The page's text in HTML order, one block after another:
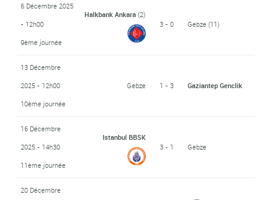
6 Décembre 2025
- 12h00
9ème journée
Halkbank Ankara(2)
3 - 0
Gebze(11)
13 Décembre
2025 - 12h00
10ème journée
Gebze 1 - 3 Gaziantep Genclik
16 Décembre
2025 - 14h30
11ème journée
Istanbul BBSK
3 - 1
Gebze
20 Décembre